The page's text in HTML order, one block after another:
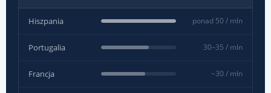
Hiszpania ponad 50 / mln
Portugalia 30–35 / mln
Francja ~30 / mln